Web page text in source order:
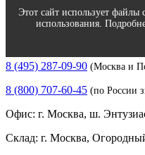
Полиграфическое и офисное
8 (495) 287-09-90 (Москва и
8 (800) 707-60-45 (по России
Офис: г. Москва, ш.
Склад: г. Москва,
Этот сайт использует файлы
использования.